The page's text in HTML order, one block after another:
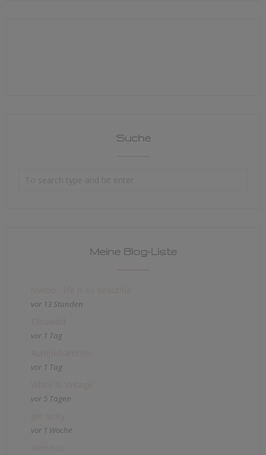
Suche
Meine Blog-Liste
vor 13 Stunden
vor 1 Tag
vor 1 Tag
vor 5 Tagen
vor 1 Woche